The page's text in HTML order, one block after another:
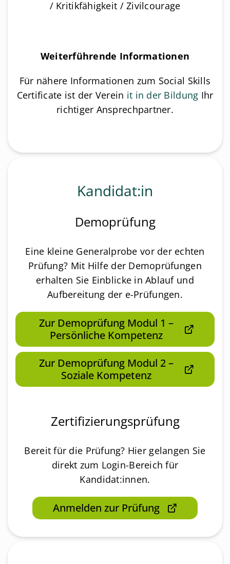
/ Kritikfähigkeit / Zivilcourage
Weiterführende Informationen
Für nähere Informationen zum Social Skills
Certificate ist der Verein it in der Bildung Ihr
richtiger Ansprechpartner.
Kandidat:in
Demoprüfung
Eine kleine Generalprobe vor der echten
Prüfung? Mit Hilfe der Demoprüfungen
erhalten Sie Einblicke in Ablauf und
Aufbereitung der e-Prüfungen.
Zur Demoprüfung Modul 1 –
Persönliche Kompetenz
Zur Demoprüfung Modul 2 –
Soziale Kompetenz
Zertifizierungsprüfung
Bereit für die Prüfung? Hier gelangen Sie
direkt zum Login-Bereich für
Kandidat:innen.
Anmelden zur Prüfung